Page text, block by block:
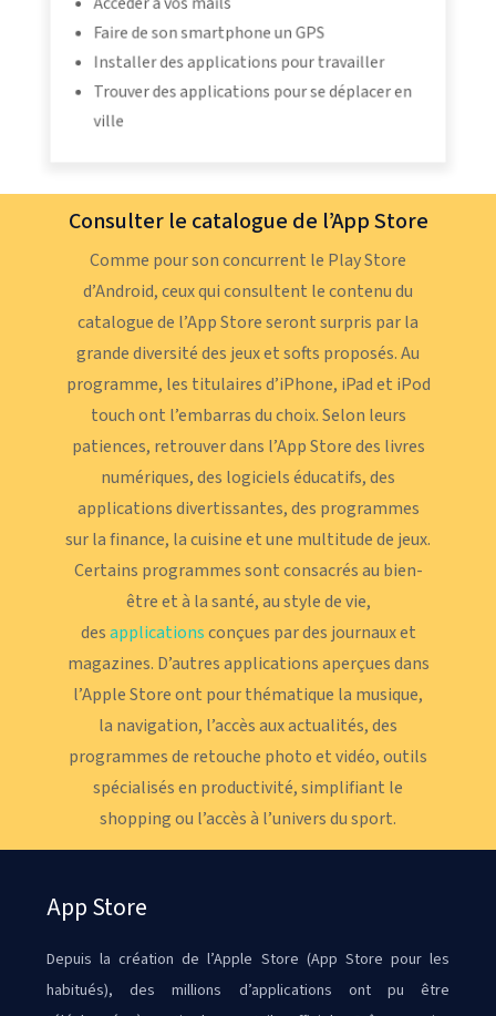
Accéder à vos mails
Faire de son smartphone un GPS
Installer des applications pour travailler
Trouver des applications pour se déplacer en
ville
Consulter le catalogue de l’App Store
Comme pour son concurrent le Play Store
d’Android, ceux qui consultent le contenu du
catalogue de l’App Store seront surpris par la
grande diversité des jeux et softs proposés. Au
programme, les titulaires d’iPhone, iPad et iPod
touch ont l’embarras du choix. Selon leurs
patiences, retrouver dans l’App Store des livres
numériques, des logiciels éducatifs, des
applications divertissantes, des programmes
sur la finance, la cuisine et une multitude de jeux.
Certains programmes sont consacrés au bien-
être et à la santé, au style de vie,
desapplicationsconçues par des journaux et
magazines. D’autres applications aperçues dans
l’Apple Store ont pour thématique la musique,
la navigation, l’accès aux actualités, des
programmes de retouche photo et vidéo, outils
spécialisés en productivité, simplifiant le
shopping ou l’accès à l’univers du sport.
App Store
Depuis la création de l’Apple Store (App Store pour les
habitués), des millions d’applications ont pu être